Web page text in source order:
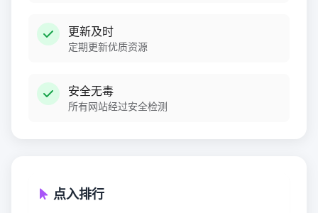
更新及时
定期更新优质资源
安全无毒
所有网站经过安全检测
点入排行